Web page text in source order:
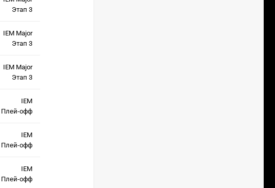
Этап 3
IEM Major
Этап 3
IEM Major
Этап 3
IEM
Плей-офф
IEM
Плей-офф
IEM
Плей-офф